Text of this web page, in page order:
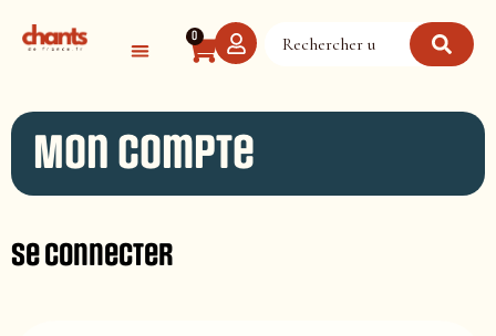
0
Mon compte
Se connecter